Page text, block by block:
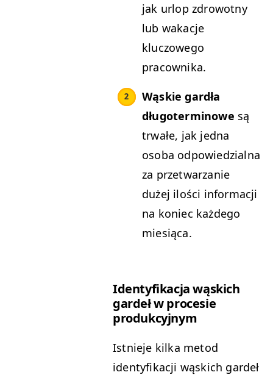
jak urlop zdrowotny
lub wakacje
kluczowego
pracownika.
Wąskie gardła
długoterminowe są
trwałe, jak jedna
osoba odpowiedzialna
za przetwarzanie
dużej ilości informacji
na koniec każdego
miesiąca.
Identyfikacja wąskich
gardeł w procesie
produkcyjnym
Istnieje kilka metod
identyfikacji wąskich gardeł